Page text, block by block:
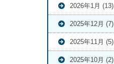
2026年1月 (13)
2025年12月 (7)
2025年11月 (5)
2025年10月 (2)